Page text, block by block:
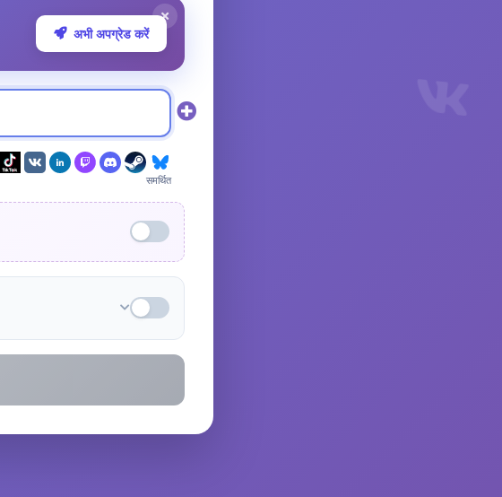
अभी अपग्रेड करें
समर्थित